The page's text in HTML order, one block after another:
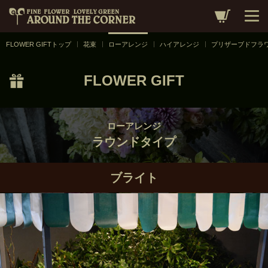
FLOWER GIFTトップ 花束 ローアレンジ ハイアレンジ プリザーブドフラ
FLOWER GIFT
ローアレンジ／ラウンドタイプ
ローアレンジ
ラウンドタイプ
ブライト